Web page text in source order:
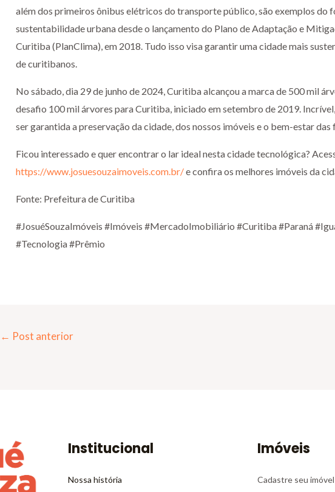
além dos primeiros ônibus elétricos do transporte público, são exemplos do
sustentabilidade urbana desde o lançamento do Plano de Adaptação e
Curitiba (PlanClima), em 2018. Tudo isso visa garantir uma cidade mais
de curitibanos.
No sábado, dia 29 de junho de 2024, Curitiba alcançou a marca de 500 mil
desafio 100 mil árvores para Curitiba, iniciado em setembro de 2019.
ser garantida a preservação da cidade, dos nossos imóveis e o bem-estar
Ficou interessado e quer encontrar o lar ideal nesta cidade tecnológica?
https://www.josuesouzaimoveis.com.br/e confira os melhores imóveis da
Fonte: Prefeitura de Curitiba
#JosuéSouzaImóveis #Imóveis #MercadoImobiliário #Curitiba #Paraná
#Tecnologia #Prêmio
← Post anterior
Institucional
Nossa história
Imóveis
Cadastre seu imóvel